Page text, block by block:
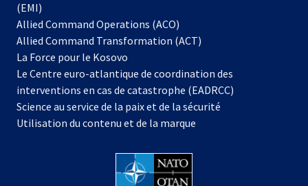
(EMI)
Allied Command Operations (ACO)
dans
nouvel
onglet
Allied Command Transformation (ACT)
La Force pour le Kosovo
dans
un
nouvel
onglet
Le Centre euro-atlantique de coordination des
interventions en cas de catastrophe (EADRCC)
Science au service de la paix et de la sécurité
Utilisation du contenu et de la marque